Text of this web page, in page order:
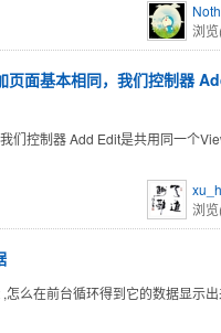
浏
页面基本相同，我们控制器
们控制器 Add Edit是共用同一个
浏
么在前台循环得到它的数据显示